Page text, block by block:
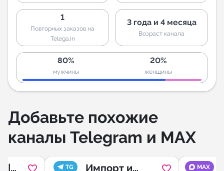
1
Повторных заказов на
Telega.in
3 года и 4 месяца
Возраст канала
80%
мужчины
20%
женщины
Добавьте похожие
каналы Telegram и MAX
|
TG
Импорт и
MAX